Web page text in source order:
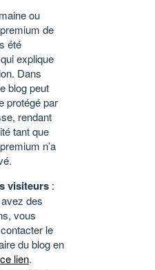
ou
de
été
explique
Dans
blog peut
protégé par
rendant
tant que
n’a
visiteurs :
des
vous
le
du blog en
ce lien.